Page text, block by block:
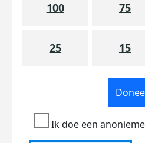
100 75
25 15
Ik doe een